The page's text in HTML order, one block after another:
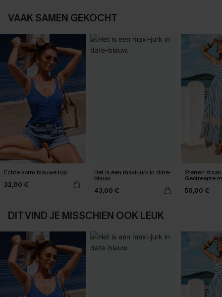
VAAK SAMEN GEKOCHT
Echte vorm blauwe top
32,00 €
Het is een maxi-jurk in date-
blauw.
43,00 €
Sterren
Gestreepte
50,00 €
DIT VIND JE MISSCHIEN OOK LEUK